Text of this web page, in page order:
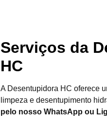
Serviços da
HC
A Desentupidora HC oferece
limpeza e desentupimento
pelo nosso WhatsApp ou